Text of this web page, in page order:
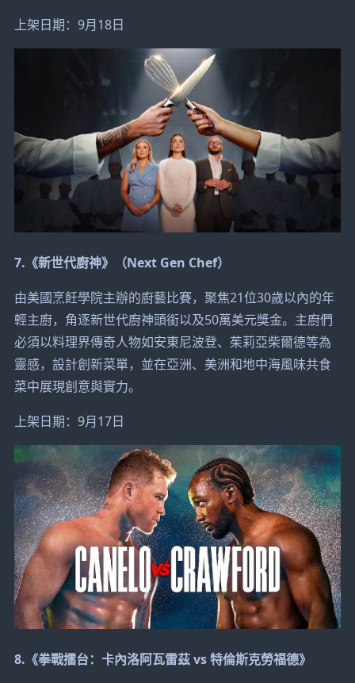
上架日期：9月18日
7.《新世代廚神》（Next Gen Chef）
由美國烹飪學院主辦的廚藝比賽，聚焦21位30歲以內的年
輕主廚，角逐新世代廚神頭銜以及50萬美元獎金。主廚們
必須以料理界傳奇人物如安東尼波登、茱莉亞柴爾德等為
靈感，設計創新菜單，並在亞洲、美洲和地中海風味共食
菜中展現創意與實力。
上架日期：9月17日
8.《拳戰擂台：卡內洛阿瓦雷茲 vs 特倫斯克勞福德》